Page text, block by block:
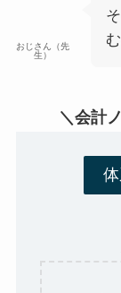
おじさん（先
生）
＼会計